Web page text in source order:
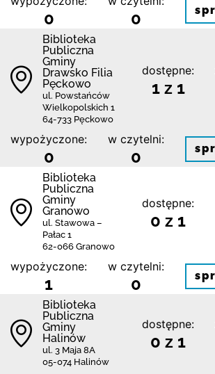
0 0
Biblioteka
Publiczna
Gminy
Drawsko Filia
Pęckowo
ul. Powstańców
Wielkopolskich 1
64-733 Pęckowo
dostępne:
1 z 1
wypożyczone:
0
w czytelni:
0
Biblioteka
Publiczna
Gminy
Granowo
ul. Stawowa –
Pałac 1
62-066 Granowo
dostępne:
0 z 1
wypożyczone:
1
w czytelni:
0
Biblioteka
Publiczna
Gminy
Halinów
ul. 3 Maja 8A
05-074 Halinów
dostępne:
0 z 1